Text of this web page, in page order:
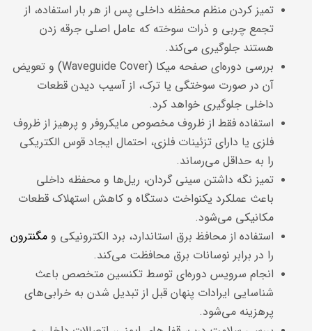
تمیز کردن منظم محفظه داخلی پس از هر بار استفاده، از
تجمع چربی و ذرات سوخته که عامل اصلی جرقه زدن
هستند جلوگیری می‌کند.
بررسی دوره‌ای صفحه میکا (Waveguide Cover) و تعویض
آن در صورت سوختگی یا ترک، از آسیب دیدن قطعات
داخلی جلوگیری خواهد کرد.
استفاده فقط از ظروف مخصوص مایکروفر و پرهیز از ظروف
فلزی یا دارای تزئینات فلزی، احتمال ایجاد قوس الکتریکی
را به حداقل می‌رساند.
تمیز نگه داشتن سینی گردان، ریل‌ها و محفظه داخلی
باعث عملکرد یکنواخت دستگاه و کاهش استهلاک قطعات
مکانیکی می‌شود.
استفاده از محافظ برق استاندارد، برد الکترونیکی و مگنترون
را در برابر نوسانات برق محافظت می‌کند.
انجام سرویس دوره‌ای توسط تکنسین متخصص باعث
شناسایی ایرادات پنهان قبل از تبدیل شدن به خرابی‌های
پرهزینه می‌شود.